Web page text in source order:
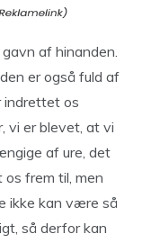
af hinanden.
er også fuld af
indrettet os
vi er blevet, at vi
af ure, det
os frem til, men
ikke kan være så
så derfor kan